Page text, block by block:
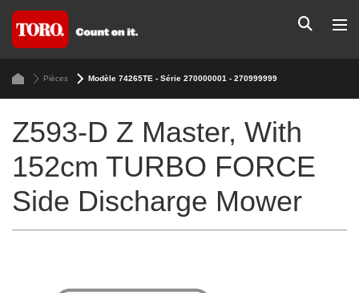
Pièces Modèle 74265TE - Série 270000001 - 270999999
Z593-D Z Master, With
152cm TURBO FORCE
Side Discharge Mower